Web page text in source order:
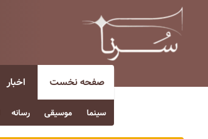
صفحه نخست اخبار
سینما موسیقی رسانه